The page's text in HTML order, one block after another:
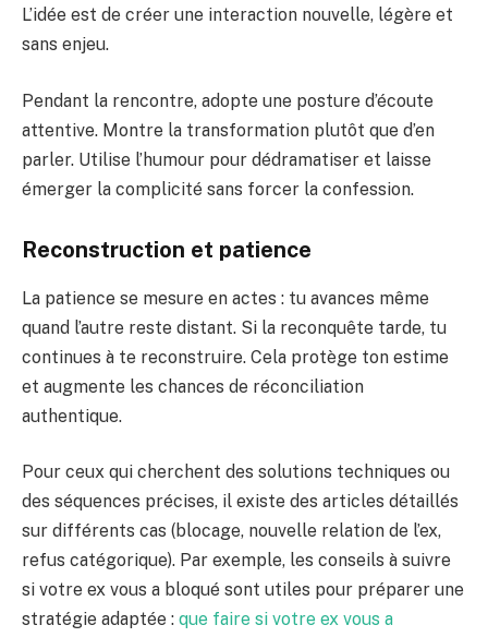
L’idée est de créer une interaction nouvelle, légère et
sans enjeu.
Pendant la rencontre, adopte une posture d’écoute
attentive. Montre la transformation plutôt que d’en
parler. Utilise l’humour pour dédramatiser et laisse
émerger la complicité sans forcer la confession.
Reconstruction et patience
La patience se mesure en actes : tu avances même
quand l’autre reste distant. Si la reconquête tarde, tu
continues à te reconstruire. Cela protège ton estime
et augmente les chances de réconciliation
authentique.
Pour ceux qui cherchent des solutions techniques ou
des séquences précises, il existe des articles détaillés
sur différents cas (blocage, nouvelle relation de l’ex,
refus catégorique). Par exemple, les conseils à suivre
si votre ex vous a bloqué sont utiles pour préparer une
stratégie adaptée : que faire si votre ex vous a